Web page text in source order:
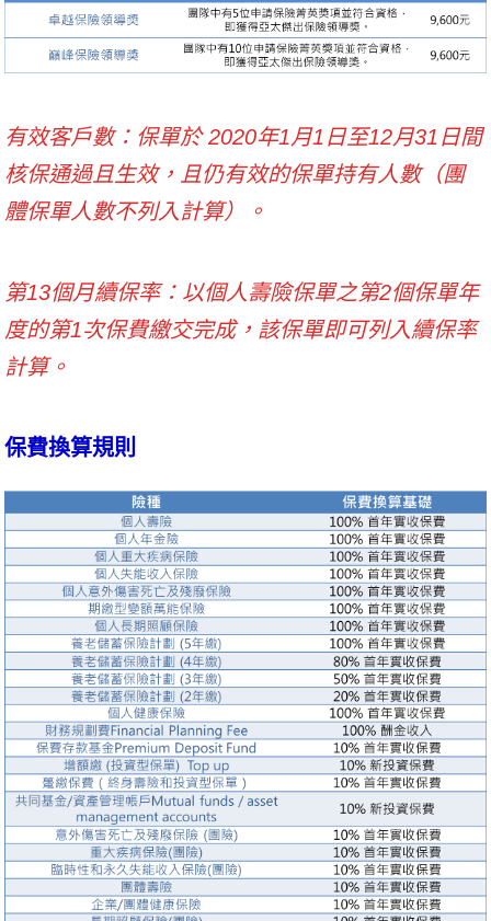
有效客戶數：保單於 2020年1月1日至12月31日間
核保通過且生效，且仍有效的保單持有人數（團
體保單人數不列入計算）。
第13個月續保率：以個人壽險保單之第2個保單年
度的第1次保費繳交完成，該保單即可列入續保率
計算。
保費換算規則